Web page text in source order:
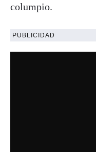
columpio.
PUBLICIDAD